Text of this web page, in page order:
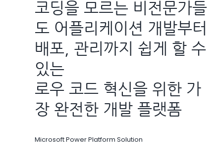
코딩을 모르는 비전문가들
도 어플리케이션 개발부터
배포, 관리까지 쉽게 할 수
있는
로우 코드 혁신을 위한 가
장 완전한 개발 플랫폼
Microsoft Power Platform Solution